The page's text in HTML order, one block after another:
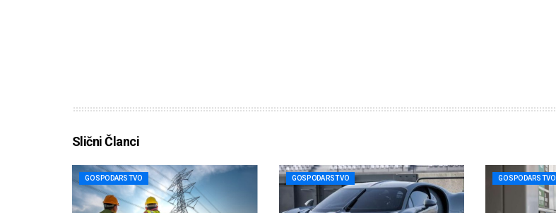
Slični Članci
GOSPODARSTVO GOSPODARSTVO GOSPODARSTVO